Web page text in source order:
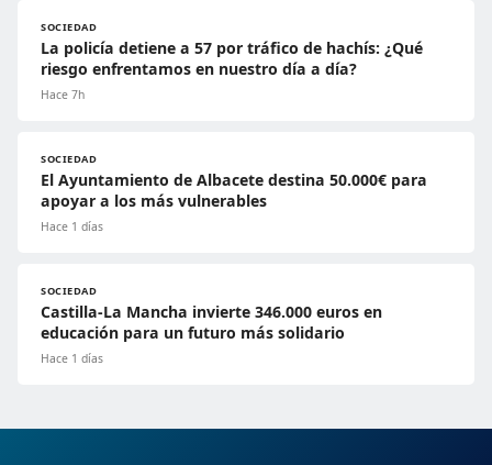
SOCIEDAD
La policía detiene a 57 por tráfico de hachís: ¿Qué
riesgo enfrentamos en nuestro día a día?
Hace 7h
SOCIEDAD
El Ayuntamiento de Albacete destina 50.000€ para
apoyar a los más vulnerables
Hace 1 días
SOCIEDAD
Castilla-La Mancha invierte 346.000 euros en
educación para un futuro más solidario
Hace 1 días